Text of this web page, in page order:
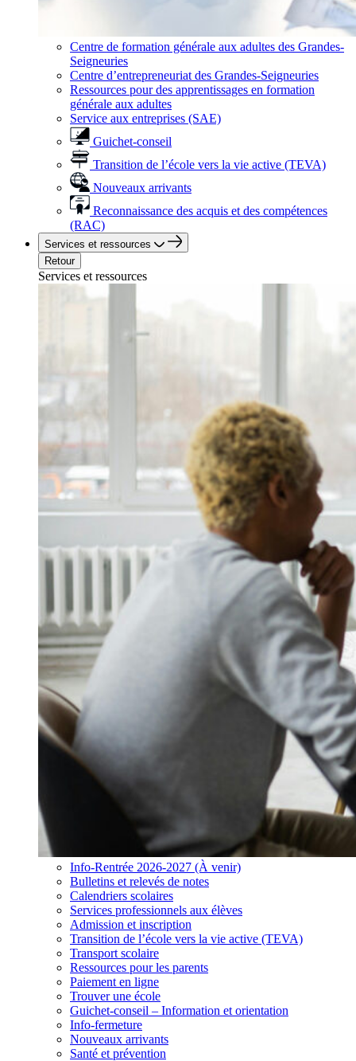
Centre de formation générale aux adultes des Grandes-
Seigneuries
Centre d’entrepreneuriat des Grandes-Seigneuries
Ressources pour des apprentissages en formation
générale aux adultes
Service aux entreprises (SAE)
Guichet-conseil
Transition de l’école vers la vie active (TEVA)
Nouveaux arrivants
Reconnaissance des acquis et des compétences
(RAC)
Services et ressources
Retour
Services et ressources
Info-Rentrée 2026-2027 (À venir)
Bulletins et relevés de notes
Calendriers scolaires
Services professionnels aux élèves
Admission et inscription
Transition de l’école vers la vie active (TEVA)
Transport scolaire
Ressources pour les parents
Paiement en ligne
Trouver une école
Guichet-conseil – Information et orientation
Info-fermeture
Nouveaux arrivants
Santé et prévention